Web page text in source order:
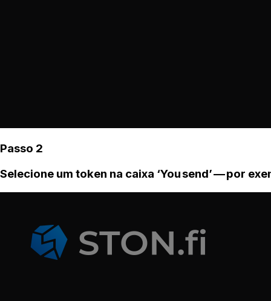
Passo 2
Selecione um token na caixa ‘You send’ — por